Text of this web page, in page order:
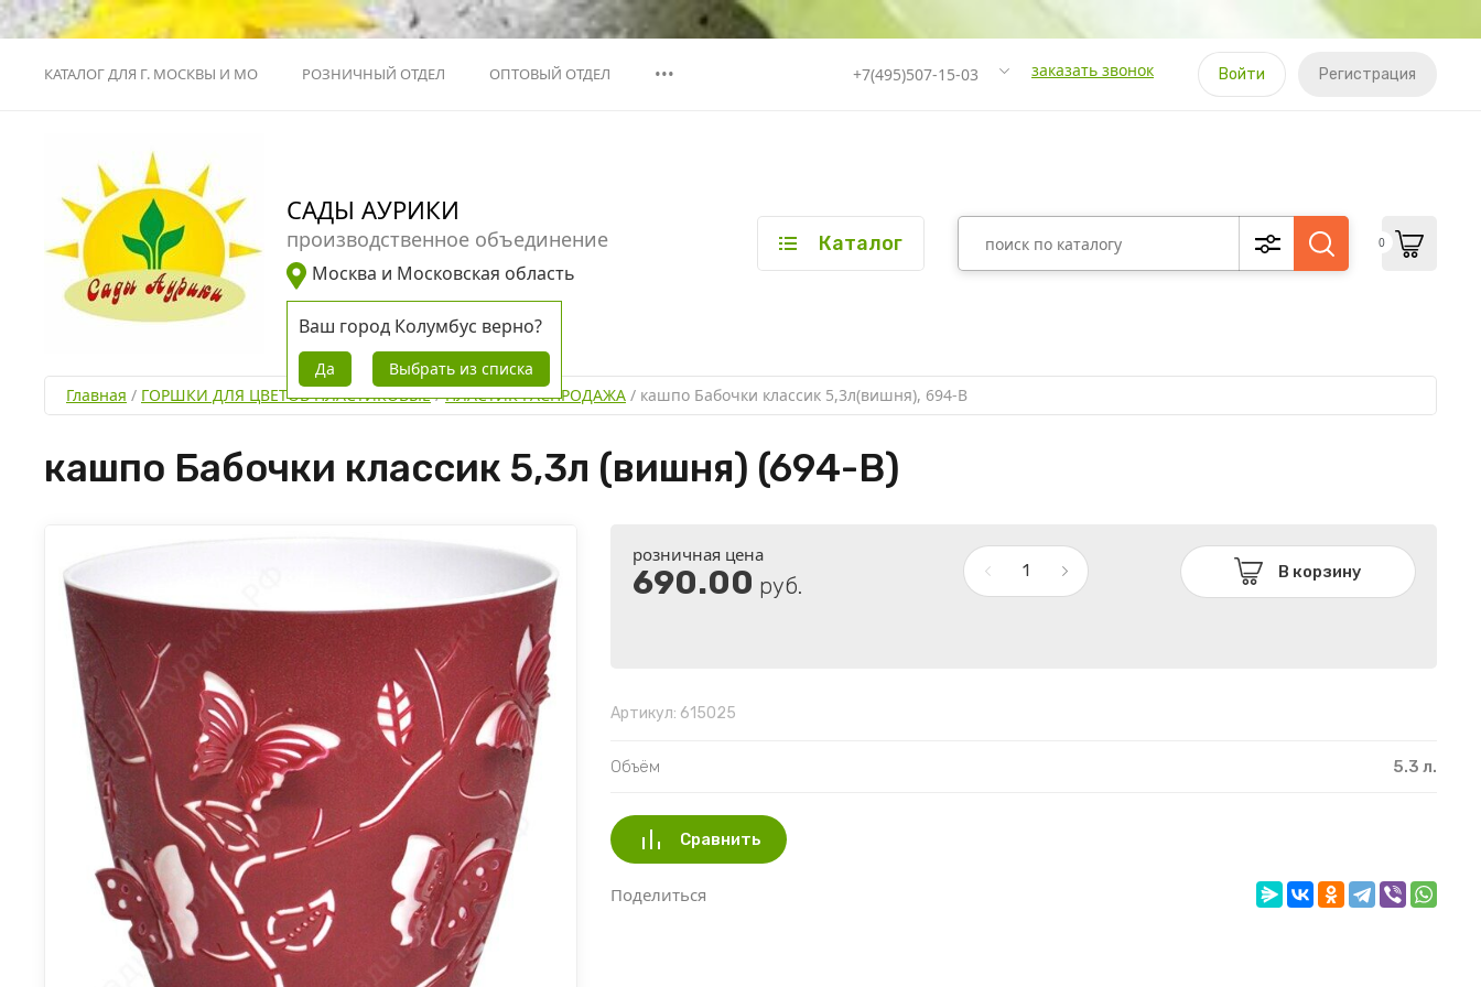
КАТАЛОГ ДЛЯ Г. МОСКВЫ И МО РОЗНИЧНЫЙ ОТДЕЛ ОПТОВЫЙ ОТДЕЛ ••• +7(495)507-15-03 заказать звонок Войти Регистрация
САДЫ АУРИКИ
производственное объединение
Москва и Московская область
Ваш город Колумбус верно?
Да Выбрать из списка
Каталог 0
Главная / ГОРШКИ ДЛЯ ЦВЕТОВ ПЛАСТИКОВЫЕ / ПЛАСТИК РАСПРОДАЖА / кашпо Бабочки классик 5,3л(вишня), 694-В
кашпо Бабочки классик 5,3л (вишня) (694-В)
розничная цена
690.00 руб.
В корзину
Артикул: 615025
Объём 5.3 л.
Сравнить
Поделиться